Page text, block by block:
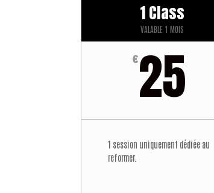
1 Class
VALABLE 1 MOIS
€25
1 session uniquement dédiée au
reformer.